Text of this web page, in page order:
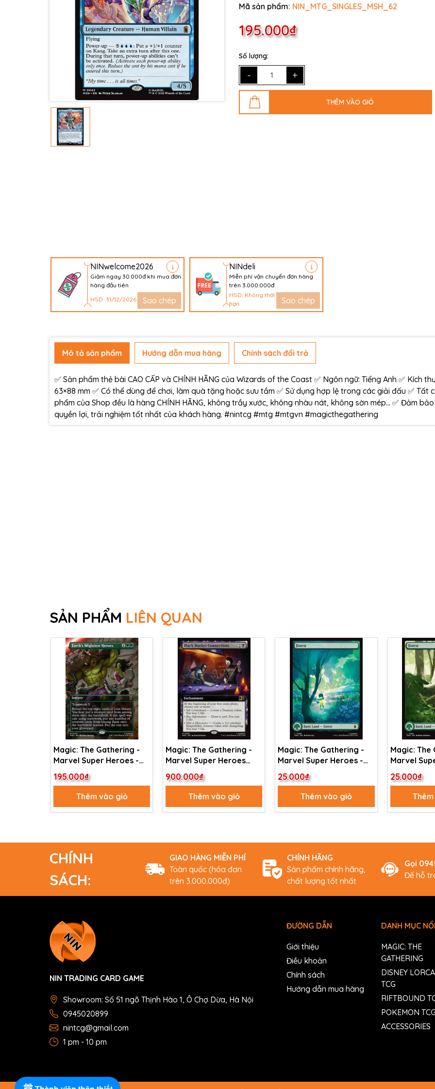
Mã sản phẩm: NIN_MTG_SINGLES_MSH_62
195.000₫
Số lượng:
- +
THÊM VÀO GIỎ
NINwelcome2026
Giảm ngay 30.000đ khi mua đơn
hàng đầu tiên
HSD: 31/12/2026
Sao chép
NINdeli
Miễn phí vận chuyển đơn hàng
trên 3.000.000đ
HSD: Không thời
hạn
Sao chép
Mô tả sản phẩm Hướng dẫn mua hàng Chính sách đổi trả
✅ Sản phẩm thẻ bài CAO CẤP và CHÍNH HÃNG của Wizards of the Coast ✅ Ngôn ngữ: Tiếng Anh ✅ Kích
63×88 mm ✅ Có thể dùng để chơi, làm quà tặng hoặc sưu tầm ✅ Sử dụng hợp lệ trong các giải đấu ✅ Tất
phẩm của Shop đều là hàng CHÍNH HÃNG, không trầy xước, không nhàu nát, không sờn mép… ✅ Đảm bảo
quyền lợi, trải nghiệm tốt nhất của khách hàng. #nintcg #mtg #mtgvn #magicthegathering
SẢN PHẨM LIÊN QUAN
Magic: The Gathering -
Marvel Super Heroes -
Earth's Mightiest Heroes
(349)
195.000₫
Thêm vào giỏ
Magic: The Gathering -
Marvel Super Heroes
Commander - Black
Market Connections
900.000₫
Thêm vào giỏ
Magic: The Gathering -
Marvel Super Heroes -
Forest (286)
25.000₫
Thêm vào giỏ
Magic: The
Marvel
Forest (285)
25.000₫
CHÍNH
SÁCH:
GIAO HÀNG MIỄN PHÍ
Toàn quốc (hóa đơn
trên 3.000.000đ)
CHÍNH HÃNG
Sản phẩm chính hãng,
chất lượng tốt nhất
Gọi
Để hỗ
NIN TRADING CARD GAME
Showroom: Số 51 ngõ Thịnh Hào 1, Ô Chợ Dừa, Hà Nội
0945020899
nintcg@gmail.com
1 pm - 10 pm
ĐƯỜNG DẪN
Giới thiệu
Điều khoản
Chính sách
Hướng dẫn mua hàng
DANH MỤC
MAGIC: THE
GATHERING
DISNEY
TCG
RIFTBOUND
POKEMON TCG
ACCESSORIES